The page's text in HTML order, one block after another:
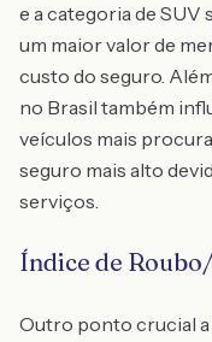
e a categoria de
um maior valor de
custo do seguro.
no Brasil também
veículos mais
seguro mais alto
serviços.
Índice de
Outro ponto crucial